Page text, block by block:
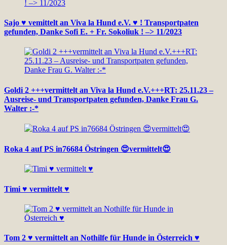
Sajo ♥ vemittelt an Viva la Hund e.V. ♥ ! Transportpaten
gefunden, Danke Sofi E. + Fr. Sokoliuk ! –> 11/2023
Goldi 2 +++vermittelt an Viva la Hund e.V.+++RT: 25.11.23 –
Ausreise- und Transportpaten gefunden, Danke Frau G.
Walter :-*
Roka 4 auf PS in76684 Östringen 😍vermittelt😍
Timi ♥ vermittelt ♥
Tom 2 ♥ vermittelt an Nothilfe für Hunde in Österreich ♥